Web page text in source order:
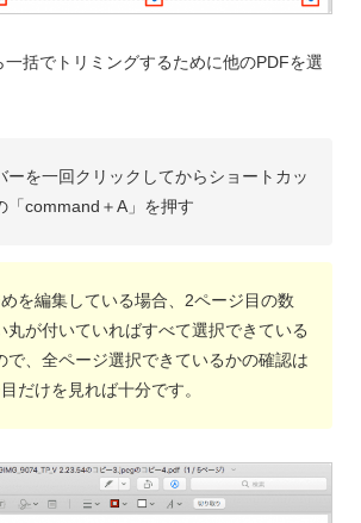
括でトリミングするために他のPDFを選
ーを一回クリックしてからショートカッ
「command＋A」を押す
を編集している場合、2ページ目の数
丸が付いていればすべて選択できている
で、全ページ選択できているかの確認は
だけを見れば十分です。